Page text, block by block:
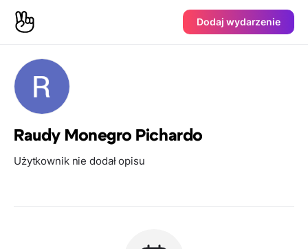
Dodaj wydarzenie
Raudy Monegro Pichardo
Użytkownik nie dodał opisu